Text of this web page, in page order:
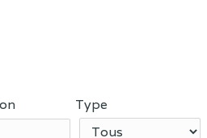
Type